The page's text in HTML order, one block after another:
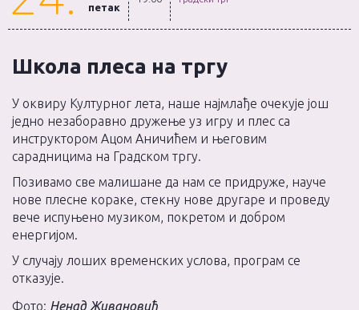
петак
Школа плеса на тргу
У оквиру Културног лета, наше најмлађе очекује још
једно незаборавно дружење уз игру и плес са
инструктором Ацом Аничићем и његовим
сарадницима на Градском тргу.
Позивамо све малишане да нам се придруже, науче
нове плесне кораке, стекну нове другаре и проведу
вече испуњено музиком, покретом и добром
енергијом.
У случају лоших временских услова, програм се
отказује.
Фото: Ненад Живановић